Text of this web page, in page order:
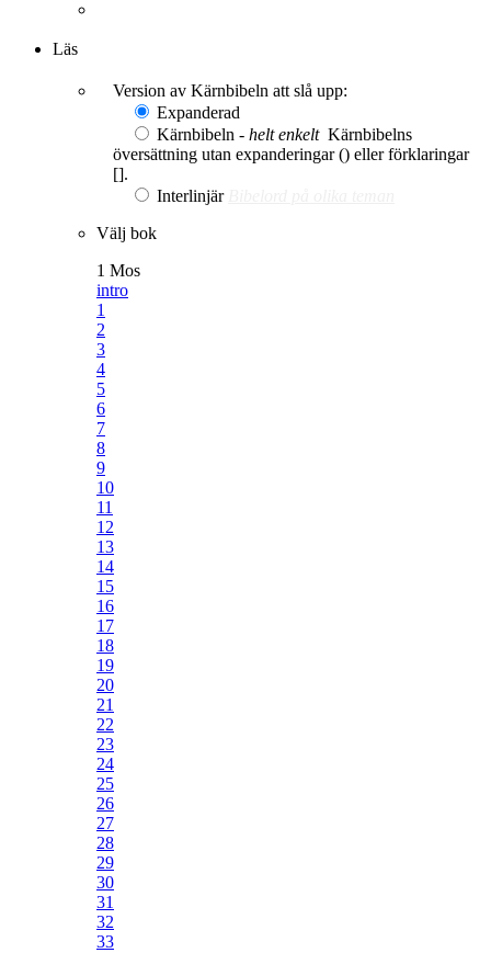
Läs
Version av Kärnbibeln att slå upp:
Expanderad
Kärnbibeln - helt enkelt Kärnbibelns
översättning utan expanderingar () eller förklaringar
[].
Interlinjär
Välj bok
1 Mos
intro
1
2
3
4
5
6
7
8
9
10
11
12
13
14
15
16
17
18
19
20
21
22
23
24
25
26
27
28
29
30
31
32
33